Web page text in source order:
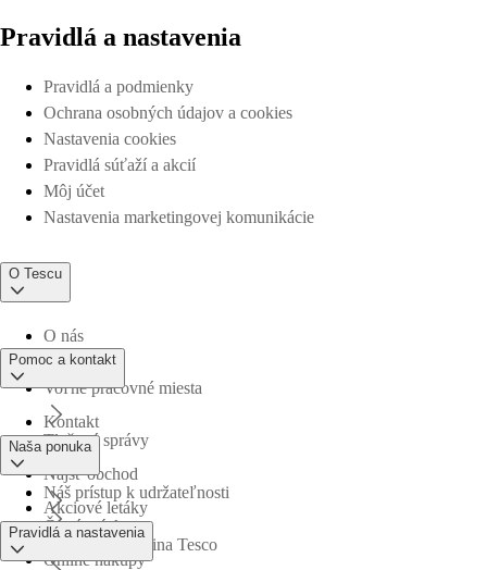
Pravidlá a nastavenia
Pravidlá a podmienky
Ochrana osobných údajov a cookies
Nastavenia cookies
Pravidlá súťaží a akcií
Môj účet
Nastavenia marketingovej komunikácie
O Tescu
O nás
Voľné pracovné miesta
Tlačové správy
Náš prístup k udržateľnosti
Obchodná skupina Tesco
Pomoc a kontakt
Kontakt
Nájsť obchod
Časté otázky
Naša ponuka
Akciové letáky
Online nákupy
Pravidlá a nastavenia